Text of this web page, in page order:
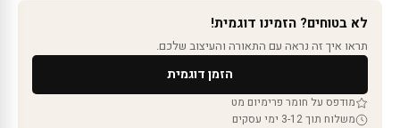
לא בטוחים? הזמינו דוגמית!
תראו איך זה נראה עם התאורה והעיצוב שלכם.
הזמן דוגמית
מודפס על חומר פרימיום מט
משלוח תוך 3-12 ימי עסקים